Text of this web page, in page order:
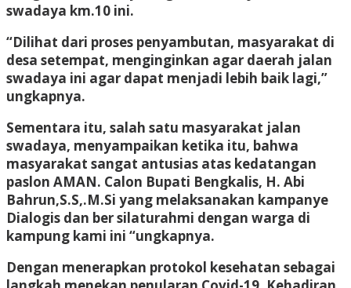
swadaya km.10 ini.
“Dilihat dari proses penyambutan, masyarakat di
desa setempat, menginginkan agar daerah jalan
swadaya ini agar dapat menjadi lebih baik lagi,”
ungkapnya.
Sementara itu, salah satu masyarakat jalan
swadaya, menyampaikan ketika itu, bahwa
masyarakat sangat antusias atas kedatangan
paslon AMAN. Calon Bupati Bengkalis, H. Abi
Bahrun,S.S,.M.Si yang melaksanakan kampanye
Dialogis dan ber silaturahmi dengan warga di
kampung kami ini “ungkapnya.
Dengan menerapkan protokol kesehatan sebagai